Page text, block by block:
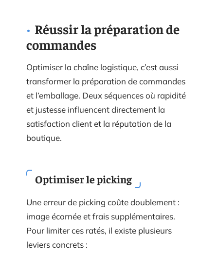
Réussir la préparation de
commandes
Optimiser la chaîne logistique, c’est aussi
transformer la préparation de commandes
et l’emballage. Deux séquences où rapidité
et justesse influencent directement la
satisfaction client et la réputation de la
boutique.
Optimiser le picking
Une erreur de picking coûte doublement :
image écornée et frais supplémentaires.
Pour limiter ces ratés, il existe plusieurs
leviers concrets :